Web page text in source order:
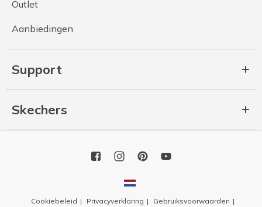
Outlet
Aanbiedingen
Support
Skechers
Cookiebeleid Privacyverklaring Gebruiksvoorwaarden